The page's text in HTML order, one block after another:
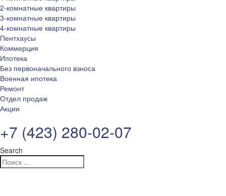
2-комнатные квартиры
3-комнатные квартиры
4-комнатные квартиры
Пентхаусы
Коммерция
Ипотека
Без первоначального взноса
Военная ипотека
Ремонт
Отдел продаж
Акции
+7 (423) 280-02-07
Search